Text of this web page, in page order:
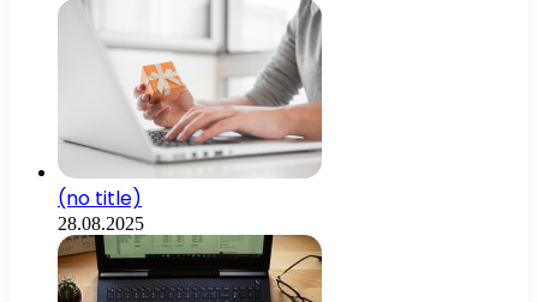
(no title)
28.08.2025